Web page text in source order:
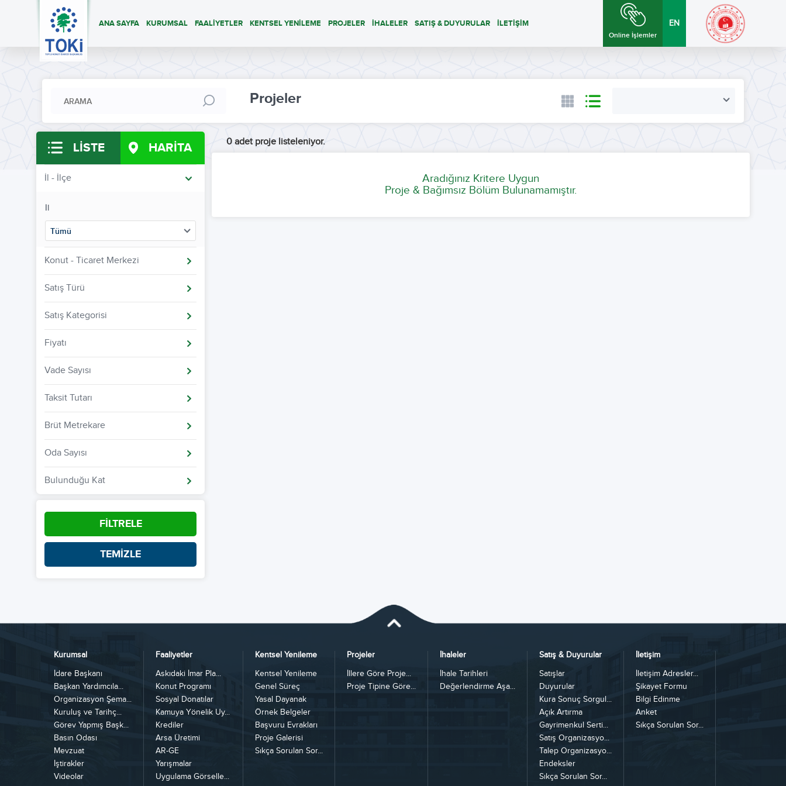
ANA SAYFA KURUMSAL FAALİYETLER KENTSEL YENİLEME PROJELER İHALELER SATIŞ & DUYURULAR İLETİŞİM
Online İşlemler
EN
Projeler
LİSTE HARİTA
İl - İlçe
İl
Tümü
Konut - Ticaret Merkezi
Satış Türü
Satış Kategorisi
Fiyatı
Vade Sayısı
Taksit Tutarı
Brüt Metrekare
Oda Sayısı
Bulunduğu Kat
FİLTRELE
TEMİZLE
0 adet proje listeleniyor.
Aradığınız Kritere Uygun
Proje & Bağımsız Bölüm Bulunamamıştır.
Kurumsal
İdare Başkanı
Başkan Yardımcıla...
Organizasyon Şema...
Kuruluş ve Tarihç...
Görev Yapmış Başk...
Basın Odası
Mevzuat
İştirakler
Videolar
Faaliyetler
Askıdaki İmar Pla...
Konut Programı
Sosyal Donatılar
Kamuya Yönelik Uy...
Krediler
Arsa Üretimi
AR-GE
Yarışmalar
Uygulama Görselle...
Kentsel Yenileme
Kentsel Yenileme
Genel Süreç
Yasal Dayanak
Örnek Belgeler
Başvuru Evrakları
Proje Galerisi
Sıkça Sorulan Sor...
Projeler
İllere Göre Proje...
Proje Tipine Göre...
İhaleler
İhale Tarihleri
Değerlendirme Aşa...
Satış & Duyurular
Satışlar
Duyurular
Kura Sonuç Sorgul...
Açık Artırma
Gayrimenkul Serti...
Satış Organizasyo...
Talep Organizasyo...
Endeksler
Sıkça Sorulan Sor...
İletişim
İletişim Adresler...
Şikayet Formu
Bilgi Edinme
Anket
Sıkça Sorulan Sor...